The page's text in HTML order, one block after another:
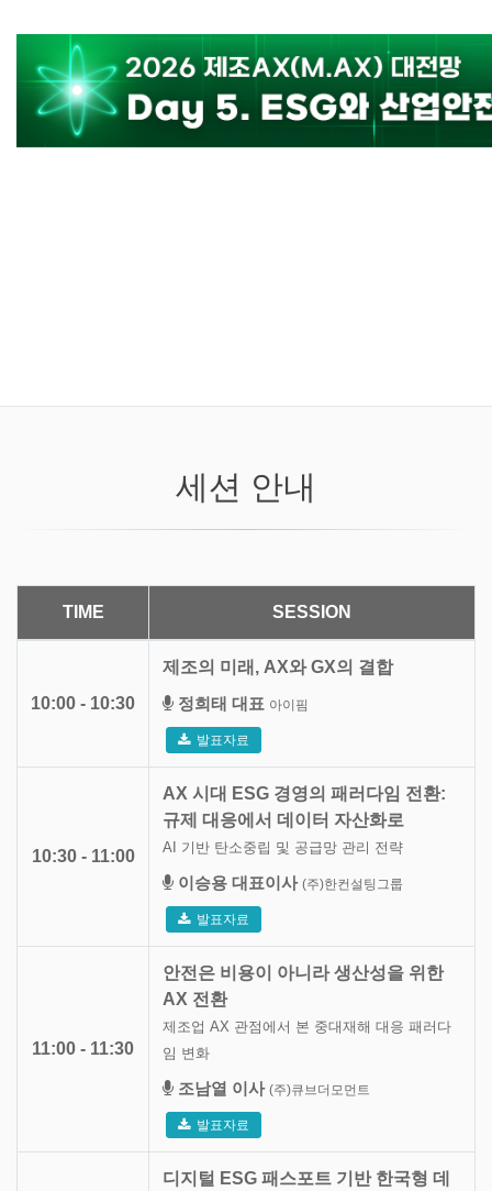
세션 안내
TIME SESSION
10:00 - 10:30
제조의 미래, AX와 GX의 결합
정희태 대표 아이핌
발표자료
10:30 - 11:00
AX 시대 ESG 경영의 패러다임 전환:
규제 대응에서 데이터 자산화로
AI 기반 탄소중립 및 공급망 관리 전략
이승용 대표이사 (주)한컨설팅그룹
발표자료
11:00 - 11:30
안전은 비용이 아니라 생산성을 위한
AX 전환
제조업 AX 관점에서 본 중대재해 대응 패러다
임 변화
조남열 이사 (주)큐브더모먼트
발표자료
디지털 ESG 패스포트 기반 한국형 데